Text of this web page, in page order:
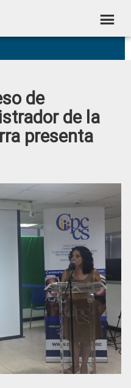
de
de la
presenta